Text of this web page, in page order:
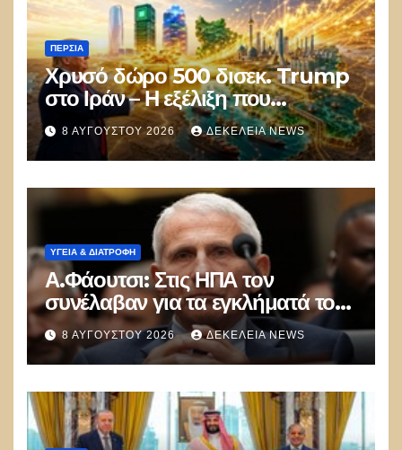
ΠΕΡΣΊΑ
Χρυσό δώρο 500 δισεκ. Trump
στο Ιράν – Η εξέλιξη που
αποδίδει κέρδη μεγαλύτερα από
τις Apple, Nvidia και Google
8 ΑΥΓΟΎΣΤΟΥ 2026 ΔΕΚΈΛΕΙΑ NEWS
ΥΓΕΙΑ & ΔΙΑΤΡΟΦΗ
Α.Φάουτσι: Στις ΗΠΑ τον
συνέλαβαν για τα εγκλήματά του
στην πανδημία – Στην Ελλάδα
τον έκαναν μέλος της Ακαδημίας
Αθηνών!
8 ΑΥΓΟΎΣΤΟΥ 2026 ΔΕΚΈΛΕΙΑ NEWS